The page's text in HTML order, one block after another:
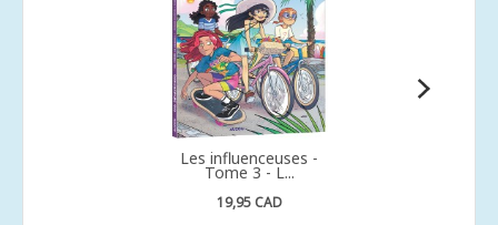
Les influenceuses -
Tome 3 - L...
19,95 CAD